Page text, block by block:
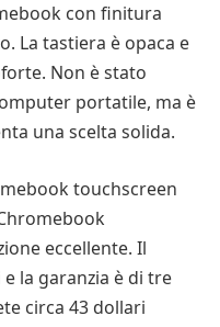
con finitura
La tastiera è opaca e
Non è stato
portatile, ma è
una scelta solida.
touchscreen
eccellente. Il
la garanzia è di tre
circa 43 dollari